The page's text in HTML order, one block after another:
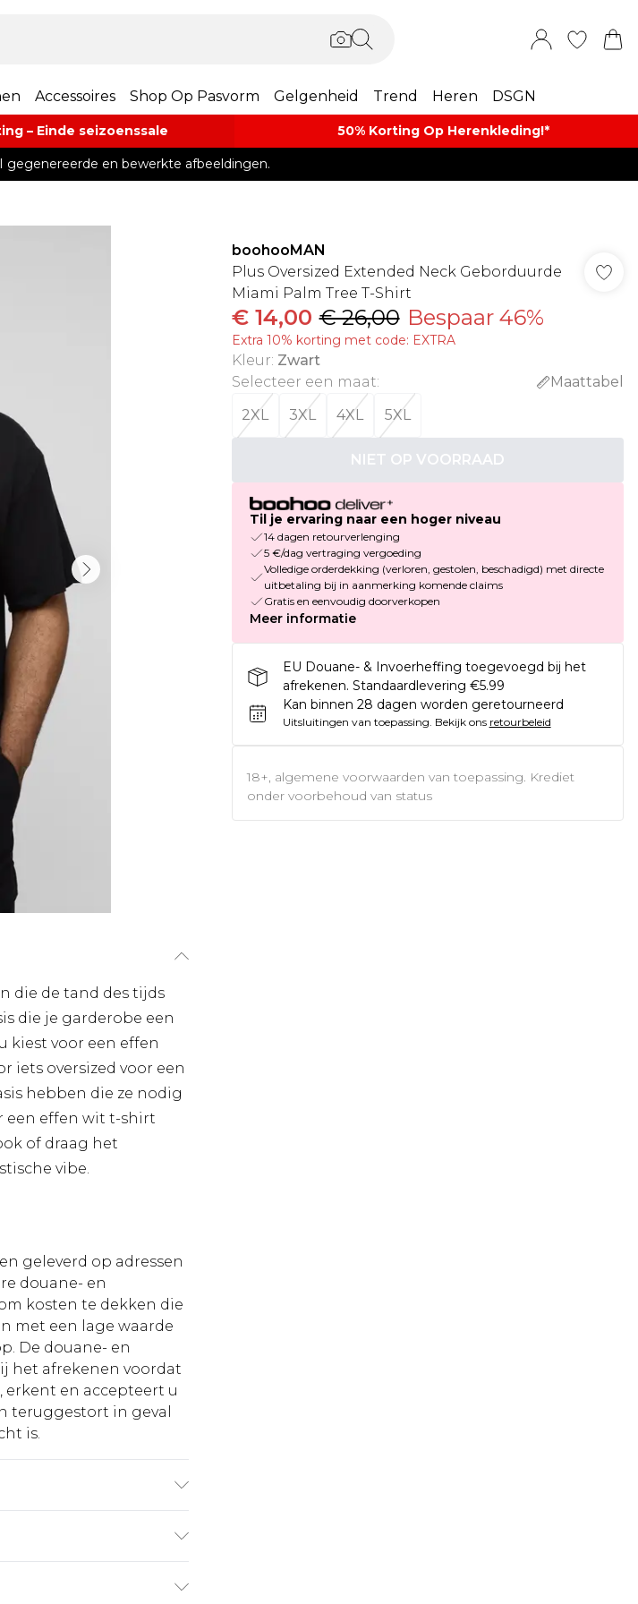
Accessoires Shop Op Pasvorm Gelgenheid Trend Heren DSGN
– Einde seizoenssale 50% Korting Op Herenkleding​!*​
gegenereerde en bewerkte afbeeldingen.
die de tand des tijds
die je garderobe een
kiest voor een effen
iets oversized voor een
hebben die ze nodig
een effen wit t-shirt
of draag het
vibe.
geleverd op adressen
douane- en
kosten te dekken die
met een lage waarde
De douane- en
het afrekenen voordat
en accepteert u
teruggestort in geval
is.
€5.99
boohooMAN
Plus Oversized Extended Neck Geborduurde
Miami Palm Tree T-Shirt
€ 14,00 € 26,00 Bespaar 46%
Extra 10% korting met code: EXTRA
Kleur: Zwart
Selecteer een maat:
Maattabel
2XL
3XL 4XL 5XL
NIET OP VOORRAAD
Til je ervaring naar een hoger niveau
14 dagen retourverlenging
5 €/dag vertraging vergoeding
Volledige orderdekking (verloren, gestolen, beschadigd) met directe
uitbetaling bij in aanmerking komende claims
Gratis en eenvoudig doorverkopen
Meer informatie
EU Douane- & Invoerheffing toegevoegd bij het
afrekenen. Standaardlevering €5.99
Kan binnen 28 dagen worden geretourneerd
Uitsluitingen van toepassing. Bekijk ons retourbeleid
18+, algemene voorwaarden van toepassing. Krediet
onder voorbehoud van status